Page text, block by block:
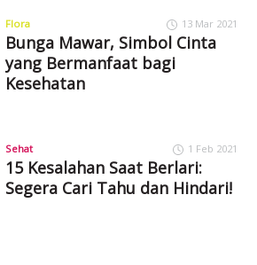
Flora 13 Mar 2021
Bunga Mawar, Simbol Cinta
yang Bermanfaat bagi
Kesehatan
Sehat 1 Feb 2021
15 Kesalahan Saat Berlari:
Segera Cari Tahu dan Hindari!